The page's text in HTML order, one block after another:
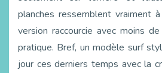
planches ressemblent vraiment
version raccourcie avec moins
pratique. Bref, un modèle surf
jour ces derniers temps avec la